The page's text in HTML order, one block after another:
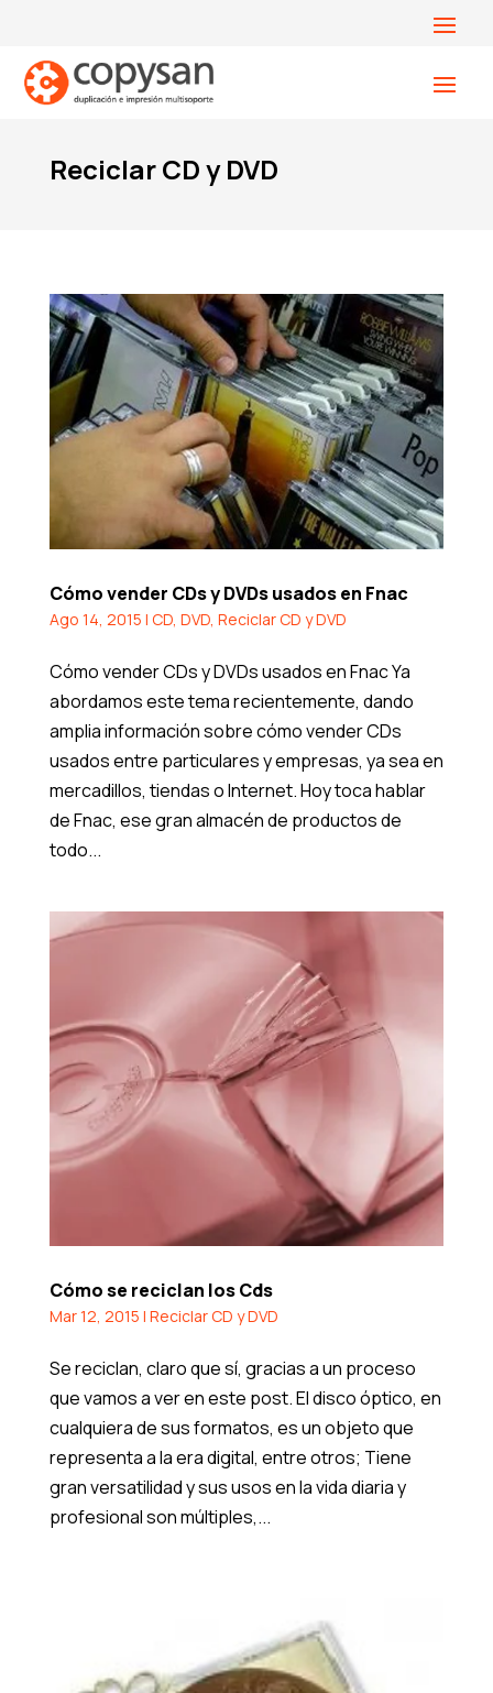
Reciclar CD y DVD
Cómo vender CDs y DVDs usados en Fnac
Ago 14, 2015 | CD, DVD, Reciclar CD y DVD
Cómo vender CDs y DVDs usados en Fnac Ya
abordamos este tema recientemente, dando
amplia información sobre cómo vender CDs
usados entre particulares y empresas, ya sea en
mercadillos, tiendas o Internet. Hoy toca hablar
de Fnac, ese gran almacén de productos de
todo...
Cómo se reciclan los Cds
Mar 12, 2015 | Reciclar CD y DVD
Se reciclan, claro que sí, gracias a un proceso
que vamos a ver en este post. El disco óptico, en
cualquiera de sus formatos, es un objeto que
representa a la era digital, entre otros; Tiene
gran versatilidad y sus usos en la vida diaria y
profesional son múltiples,...